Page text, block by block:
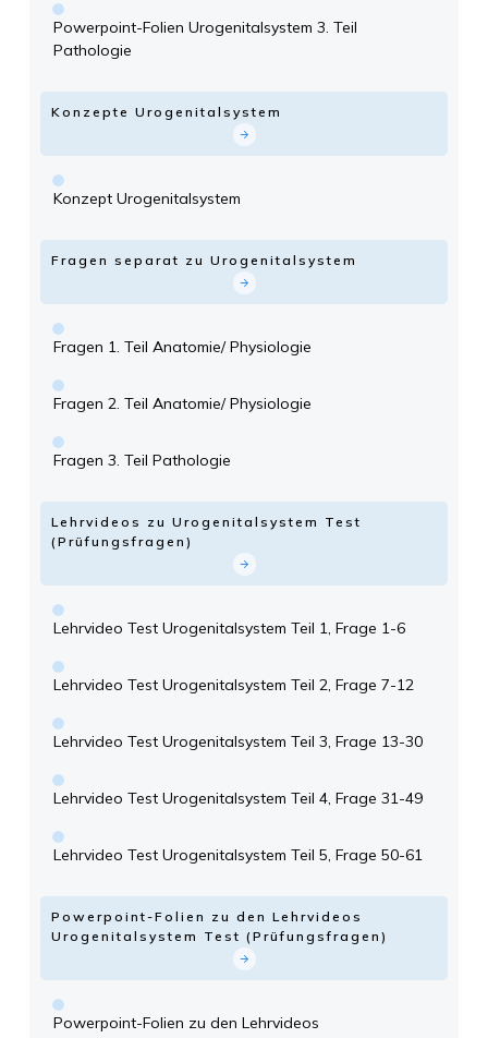
Powerpoint-Folien Urogenitalsystem 3. Teil
Pathologie
Konzepte Urogenitalsystem
Konzept Urogenitalsystem
Fragen separat zu Urogenitalsystem
Fragen 1. Teil Anatomie/ Physiologie
Fragen 2. Teil Anatomie/ Physiologie
Fragen 3. Teil Pathologie
Lehrvideos zu Urogenitalsystem Test
(Prüfungsfragen)
Lehrvideo Test Urogenitalsystem Teil 1, Frage 1-6
Lehrvideo Test Urogenitalsystem Teil 2, Frage 7-12
Lehrvideo Test Urogenitalsystem Teil 3, Frage 13-30
Lehrvideo Test Urogenitalsystem Teil 4, Frage 31-49
Lehrvideo Test Urogenitalsystem Teil 5, Frage 50-61
Powerpoint-Folien zu den Lehrvideos
Urogenitalsystem Test (Prüfungsfragen)
Powerpoint-Folien zu den Lehrvideos